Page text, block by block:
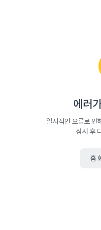
에러
일시적인 오류로 인
잠시 후
홈